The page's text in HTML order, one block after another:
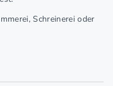
Schreinerei oder